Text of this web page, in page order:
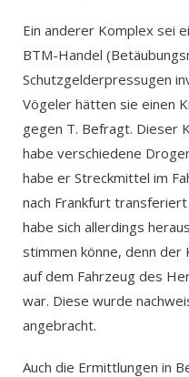
Ein anderer Komplex sei
BTM-Handel
Schutzgelderpressugen
Vögeler hätten sie einen
gegen T. Befragt. Dieser
habe verschiedene
habe er Streckmittel im
nach Frankfurt
habe sich allerdings
stimmen könne, denn der
auf dem Fahrzeug des
war. Diese wurde
angebracht.
Auch die Ermittlungen in